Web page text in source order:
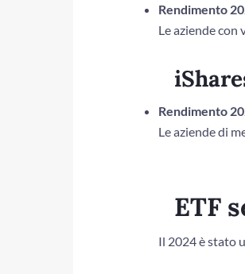
Rendimento
Le aziende
Rendimento
Le aziende di
ETF
Il 2024 è stato